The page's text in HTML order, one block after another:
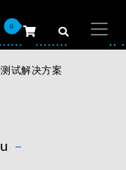
0
试解决方案